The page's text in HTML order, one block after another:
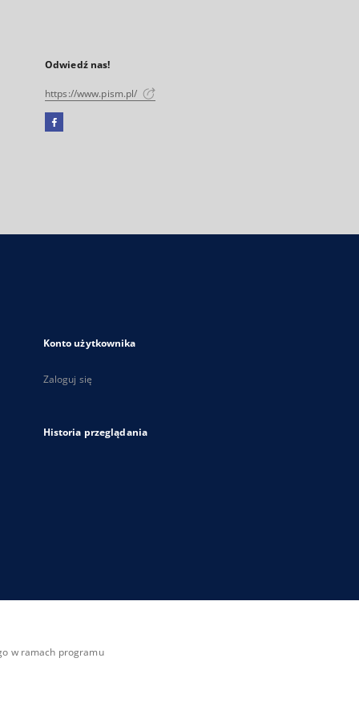
Odwiedź nas!
https://www.pism.pl/
Facebook
karcie
Konto użytkownika
Zaloguj się
Historia przeglądania
w ramach programu